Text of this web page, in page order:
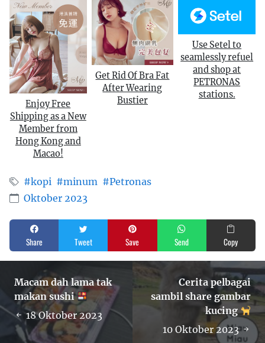
Enjoy Free
Shipping as a New
Member from
Hong Kong and
Macao!
Get Rid Of Bra Fat
After Wearing
Bustier
Use Setel to
seamlessly refuel
and shop at
PETRONAS
stations.
#kopi #minum #Petronas
Oktober 2023
Share Tweet Save Send Copy
Macam dah lama tak
makan sushi
18 Oktober 2023
Cerita pelbagai
sambil share gambar
kucing
10 Oktober 2023